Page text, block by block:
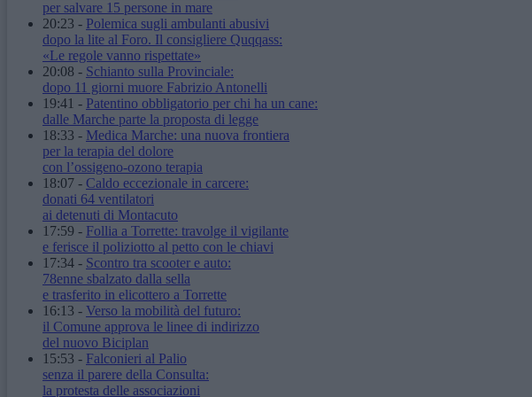
per salvare 15 persone in mare
20:23 - Polemica sugli ambulanti abusivi
dopo la lite al Foro. Il consigliere Quqqass:
«Le regole vanno rispettate»
20:08 - Schianto sulla Provinciale:
dopo 11 giorni muore Fabrizio Antonelli
19:41 - Patentino obbligatorio per chi ha un cane:
dalle Marche parte la proposta di legge
18:33 - Medica Marche: una nuova frontiera
per la terapia del dolore
con l’ossigeno-ozono terapia
18:07 - Caldo eccezionale in carcere:
donati 64 ventilatori
ai detenuti di Montacuto
17:59 - Follia a Torrette: travolge il vigilante
e ferisce il poliziotto al petto con le chiavi
17:34 - Scontro tra scooter e auto:
78enne sbalzato dalla sella
e trasferito in elicottero a Torrette
16:13 - Verso la mobilità del futuro:
il Comune approva le linee di indirizzo
del nuovo Biciplan
15:53 - Falconieri al Palio
senza il parere della Consulta:
la protesta delle associazioni